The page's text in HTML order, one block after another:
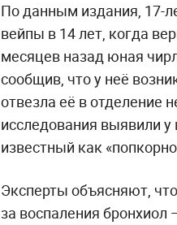
По данным издания, 17-
вейпы в 14 лет, когда
месяцев назад юная
сообщив, что у неё
отвезла её в отделение
исследования выявили
известный как
Эксперты объясняют,
за воспаления